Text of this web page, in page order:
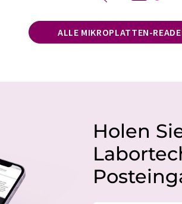
ALLE MIKROPLATTEN-
Holen